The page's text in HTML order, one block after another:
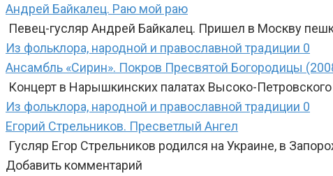
Андрей Байкалец. Раю мой раю
Певец-гусляр Андрей Байкалец. Пришел в Москву
Из фольклора, народной и православной традиции 0
Ансамбль «Сирин». Покров Пресвятой Богородицы
Концерт в Нарышкинских палатах Высоко-
Из фольклора, народной и православной традиции 0
Егорий Стрельников. Пресветлый Ангел
Гусляр Егор Стрельников родился на Украине, в
Добавить комментарий